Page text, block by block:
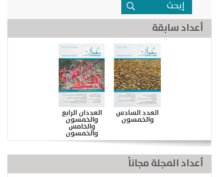
أعداد سابقة
العدد السادس
والخمسون
العددان الرابع
والخمسون
والخامس
والخمسون
أعداد المجلة مجاناً